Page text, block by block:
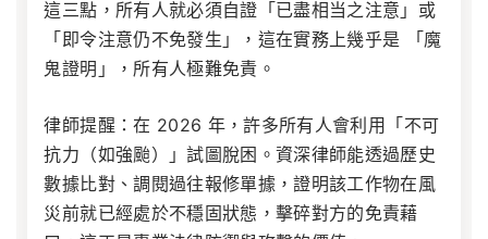
這三點，所有人就必須自證「已盡相当之注意」或
「即令注意仍不免發生」，這在實務上幾乎是 「魔
鬼證明」，所有人極難免責。
律師提醒：在 2026 年，許多所有人會利用「不可
抗力（如強颱）」試圖脫困。資深律師能透過歷史
數據比對、調閱過往報修單據，證明該工作物在風
災前就已經處於不穩固狀態，擊碎對方的免責藉